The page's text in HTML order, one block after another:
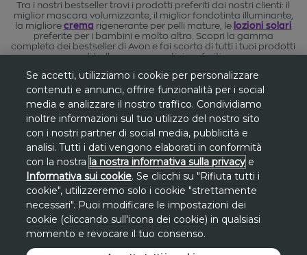
Tra i nostri bestseller trovi i prodotti preferiti dai nostri clienti: il
miglior mascara volumizzante, il miglior fondotinta illuminante,
la migliore crema rigenerante per pelli mature, le lozioni solari
preferite per i bambini e molto altro. Scopri la gamma
completa dei bestseller di Avon e fai scorta di tutti i tuoi prodotti
di bellezza e cosmetici preferiti.
Gli sconti sono riferiti alprezzo più basso
degli ultimi 30 giornisu www.avon.it, se
non diversamente indicato.
**PromozionePromo San Lorenzo valida
solo dal 7 al 10 agosto sul sito avon.it.
Losconto di 30€si applica, a fronte di una
spesa minima di 100€, inserendo a carrello
Se accetti, utilizziamo i cookie per personalizzare
contenuti e annunci, offrire funzionalità per i social
media e analizzare il nostro traffico. Condividiamo
inoltre informazioni sul tuo utilizzo del nostro sito
con i nostri partner di social media, pubblicità e
analisi. Tutti i dati vengono elaborati in conformità
con la nostra la nostra informativa sulla privacy e
Informativa sui cookie. Se clicchi su "Rifiuta tutti i
cookie", utilizzeremo solo i cookie "strettamente
necessari". Puoi modificare le impostazioni dei
cookie (cliccando sull'icona dei cookie) in qualsiasi
momento e revocare il tuo consenso.